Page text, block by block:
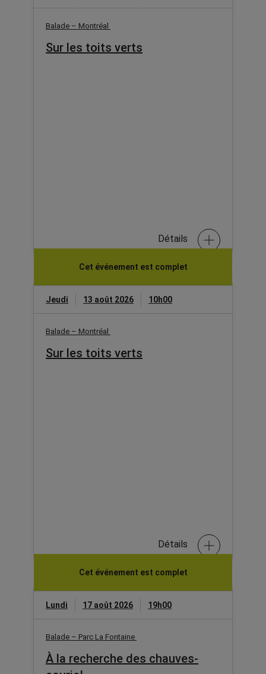
Balade – Montréal
Sur les toits verts
Détails
Cet événement est complet
Jeudi 13 août 2026 10h00
Balade – Montréal
Sur les toits verts
Détails
Cet événement est complet
Lundi 17 août 2026 19h00
Balade – Parc La Fontaine
À la recherche des chauves-